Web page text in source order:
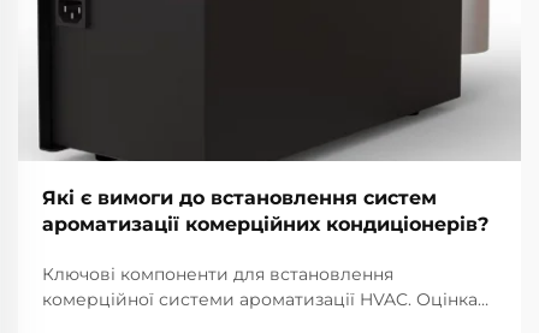
Які є вимоги до встановлення систем
ароматизації комерційних кондиціонерів?
Ключові компоненти для встановлення
комерційної системи ароматизації HVAC. Оцінка